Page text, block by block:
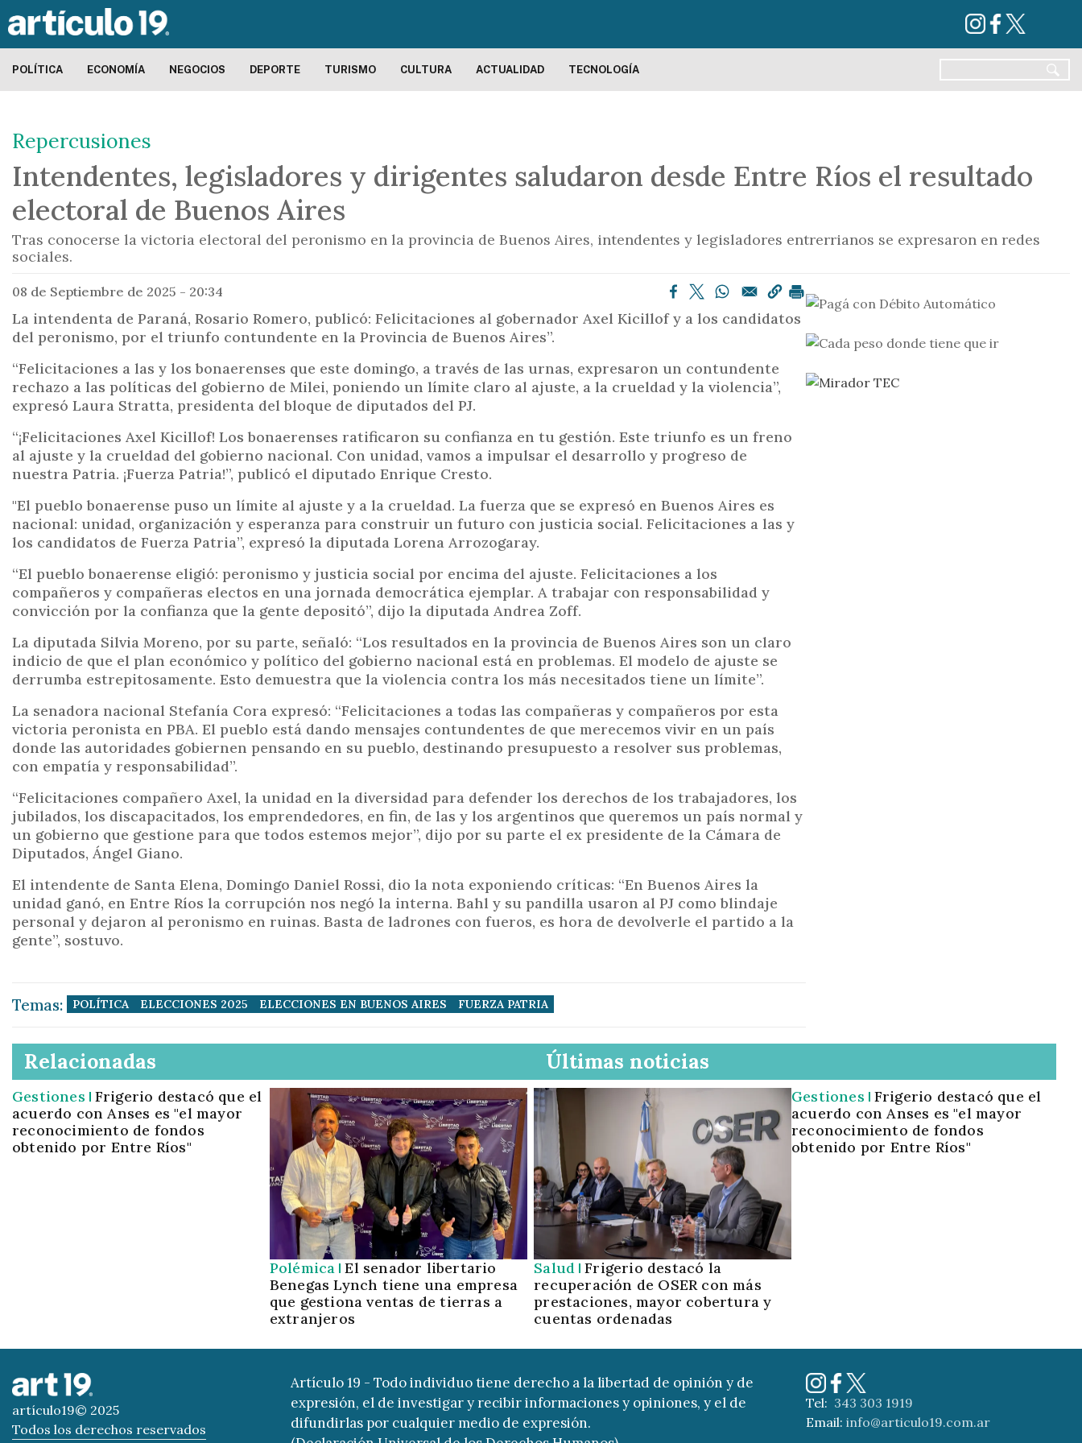
s
a
r
o
o
p
i
n
i
p
POLÍTICA ECONOMÍA NEGOCIOS DEPORTE TURISMO CULTURA ACTUALIDAD TECNOLOGÍA
Repercusiones
Intendentes, legisladores y dirigentes saludaron desde Entre Ríos el resultado
electoral de Buenos Aires
Tras conocerse la victoria electoral del peronismo en la provincia de Buenos Aires, intendentes y legisladores entrerrianos se expresaron en redes
sociales.
08 de Septiembre de 2025 - 20:34
La intendenta de Paraná, Rosario Romero, publicó: Felicitaciones al gobernador Axel Kicillof y a los candidatos
del peronismo, por el triunfo contundente en la Provincia de Buenos Aires”.
“Felicitaciones a las y los bonaerenses que este domingo, a través de las urnas, expresaron un contundente
rechazo a las políticas del gobierno de Milei, poniendo un límite claro al ajuste, a la crueldad y la violencia”,
expresó Laura Stratta, presidenta del bloque de diputados del PJ.
“¡Felicitaciones Axel Kicillof! Los bonaerenses ratificaron su confianza en tu gestión. Este triunfo es un freno
al ajuste y la crueldad del gobierno nacional. Con unidad, vamos a impulsar el desarrollo y progreso de
nuestra Patria. ¡Fuerza Patria!”, publicó el diputado Enrique Cresto.
"El pueblo bonaerense puso un límite al ajuste y a la crueldad. La fuerza que se expresó en Buenos Aires es
nacional: unidad, organización y esperanza para construir un futuro con justicia social. Felicitaciones a las y
los candidatos de Fuerza Patria”, expresó la diputada Lorena Arrozogaray.
“El pueblo bonaerense eligió: peronismo y justicia social por encima del ajuste. Felicitaciones a los
compañeros y compañeras electos en una jornada democrática ejemplar. A trabajar con responsabilidad y
convicción por la confianza que la gente depositó”, dijo la diputada Andrea Zoff.
La diputada Silvia Moreno, por su parte, señaló: “Los resultados en la provincia de Buenos Aires son un claro
indicio de que el plan económico y político del gobierno nacional está en problemas. El modelo de ajuste se
derrumba estrepitosamente. Esto demuestra que la violencia contra los más necesitados tiene un límite”.
La senadora nacional Stefanía Cora expresó: “Felicitaciones a todas las compañeras y compañeros por esta
victoria peronista en PBA. El pueblo está dando mensajes contundentes de que merecemos vivir en un país
donde las autoridades gobiernen pensando en su pueblo, destinando presupuesto a resolver sus problemas,
con empatía y responsabilidad”.
“Felicitaciones compañero Axel, la unidad en la diversidad para defender los derechos de los trabajadores, los
jubilados, los discapacitados, los emprendedores, en fin, de las y los argentinos que queremos un país normal y
un gobierno que gestione para que todos estemos mejor”, dijo por su parte el ex presidente de la Cámara de
Diputados, Ángel Giano.
El intendente de Santa Elena, Domingo Daniel Rossi, dio la nota exponiendo críticas: “En Buenos Aires la
unidad ganó, en Entre Ríos la corrupción nos negó la interna. Bahl y su pandilla usaron al PJ como blindaje
personal y dejaron al peronismo en ruinas. Basta de ladrones con fueros, es hora de devolverle el partido a la
gente”, sostuvo.
Temas: POLÍTICA ELECCIONES 2025 ELECCIONES EN BUENOS AIRES FUERZA PATRIA
Relacionadas
Gestiones Frigerio destacó que el
acuerdo con Anses es "el mayor
reconocimiento de fondos
obtenido por Entre Ríos"
Polémica El senador libertario
Benegas Lynch tiene una empresa
que gestiona ventas de tierras a
extranjeros
Últimas noticias
Salud Frigerio destacó la
recuperación de OSER con más
prestaciones, mayor cobertura y
cuentas ordenadas
Gestiones Frigerio destacó que el
acuerdo con Anses es "el mayor
reconocimiento de fondos
obtenido por Entre Ríos"
artículo19© 2025
Todos los derechos reservados
Artículo 19 - Todo individuo tiene derecho a la libertad de opinión y de
expresión, el de investigar y recibir informaciones y opiniones, y el de
difundirlas por cualquier medio de expresión.
Tel: 343 303 1919
Email: info@articulo19.com.ar